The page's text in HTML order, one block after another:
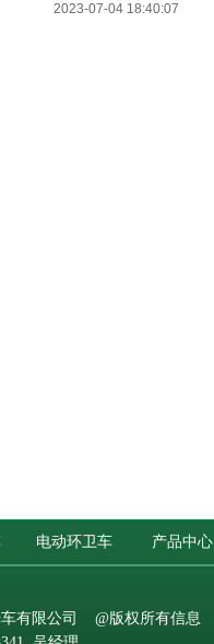
2023-07-04 18:40:07
电动环卫车 产品中心
有限公司 @版权所有信息